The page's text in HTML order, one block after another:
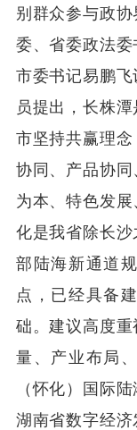
别群众参与政
委、省委政法
市委书记易鹏
员提出，长株
市坚持共赢理
协同、产品协
为本、特色发
化是我省除长
部陆海新通道
点，已经具备
础。建议高度
量、产业布局
（怀化）国际
湖南省数字经